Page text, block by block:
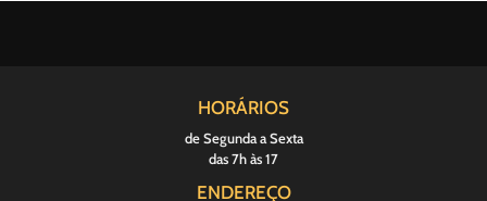
HORÁRIOS
de Segunda a Sexta
das 7h às 17
ENDEREÇO